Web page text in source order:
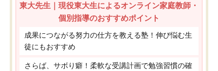
東大先生｜現役東大生によるオンライン家庭教師・
個別指導のおすすめポイント
成果につながる努力の仕方を教える塾！伸び悩む生
徒にもおすすめ
さらば、サボり癖！柔軟な受講計画で勉強習慣の確